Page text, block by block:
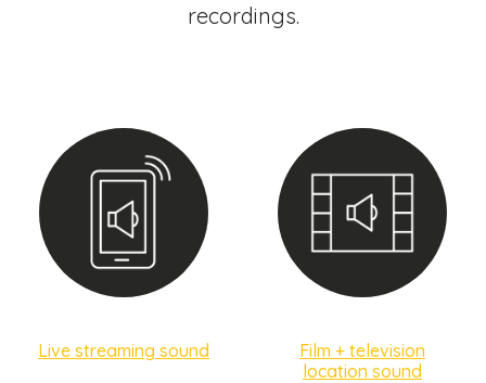
recordings.
Live streaming sound
Film + television
location sound